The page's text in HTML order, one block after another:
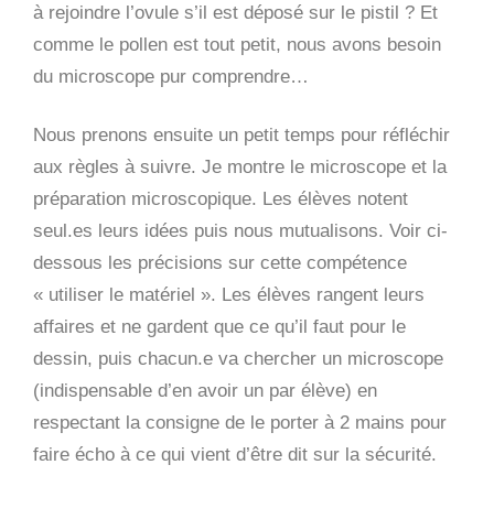
à rejoindre l’ovule s’il est déposé sur le pistil ? Et
comme le pollen est tout petit, nous avons besoin
du microscope pur comprendre…
Nous prenons ensuite un petit temps pour réfléchir
aux règles à suivre. Je montre le microscope et la
préparation microscopique. Les élèves notent
seul.es leurs idées puis nous mutualisons. Voir ci-
dessous les précisions sur cette compétence
« utiliser le matériel ». Les élèves rangent leurs
affaires et ne gardent que ce qu’il faut pour le
dessin, puis chacun.e va chercher un microscope
(indispensable d’en avoir un par élève) en
respectant la consigne de le porter à 2 mains pour
faire écho à ce qui vient d’être dit sur la sécurité.